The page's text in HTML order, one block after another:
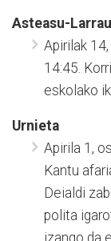
Asteasu-Larraul
Apirilak
14:45.
eskolako
Urnieta
Apirila 1,
Kantu
Deialdi
polita
izango da